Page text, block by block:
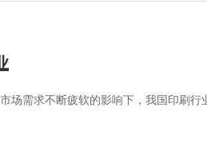
场需求不断疲软的影响下，我国印刷